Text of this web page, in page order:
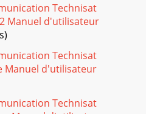
Technisat
Manuel d'utilisateur
Technisat
Manuel d'utilisateur
Technisat